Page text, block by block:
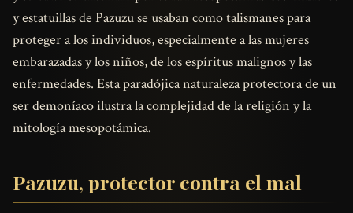
y estatuillas de Pazuzu se usaban como talismanes para
proteger a los individuos, especialmente a las mujeres
embarazadas y los niños, de los espíritus malignos y las
enfermedades. Esta paradójica naturaleza protectora de un
ser demoníaco ilustra la complejidad de la religión y la
mitología mesopotámica.
Pazuzu, protector contra el mal